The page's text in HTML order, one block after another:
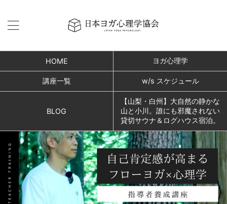
HOME ヨガ心理学
講座一覧 w/s スケジュール
BLOG
【山梨・白州】大自然の静かな
山と小川。誰にも邪魔されない
貸切サウナ＆ログハウス宿泊。